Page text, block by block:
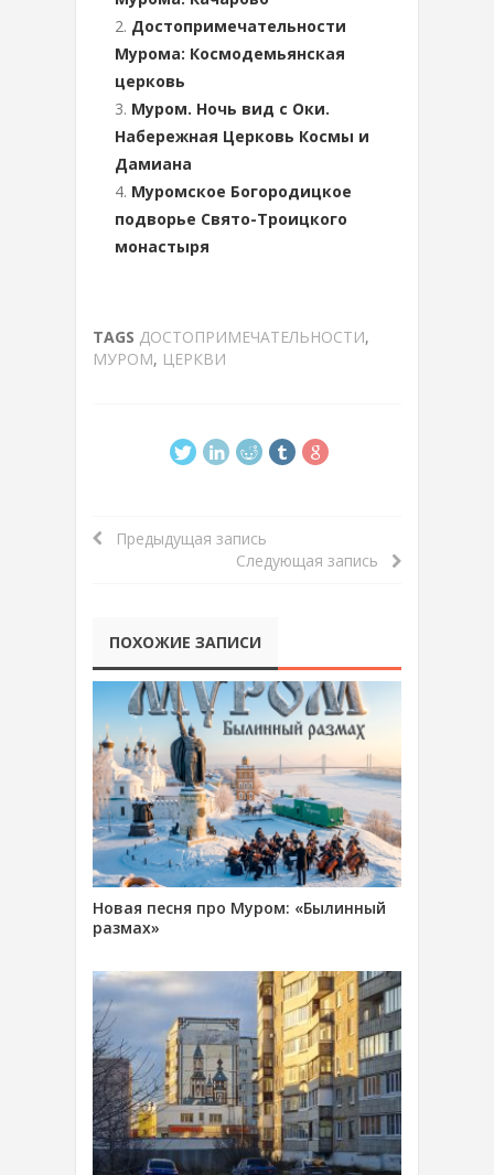
Достопримечательности
Мурома: Космодемьянская
церковь
Муром. Ночь вид с Оки.
Набережная Церковь Космы и
Дамиана
Муромское Богородицкое
подворье Свято-Троицкого
монастыря
TAGS ДОСТОПРИМЕЧАТЕЛЬНОСТИ,
МУРОМ, ЦЕРКВИ
Предыдущая запись
Следующая запись
ПОХОЖИЕ ЗАПИСИ
Новая песня про Муром: «Былинный
размах»